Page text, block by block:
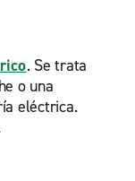
. Se trata
o una
eléctrica.